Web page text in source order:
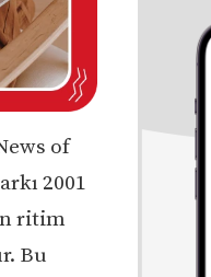
of
2001
ritim
Bu